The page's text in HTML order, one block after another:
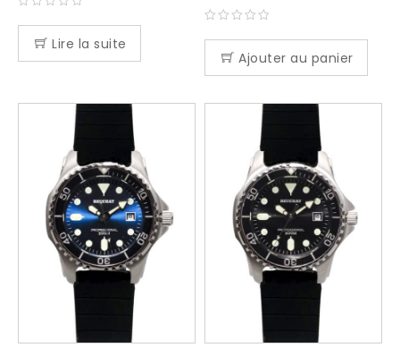
Lire la suite
Ajouter au panier